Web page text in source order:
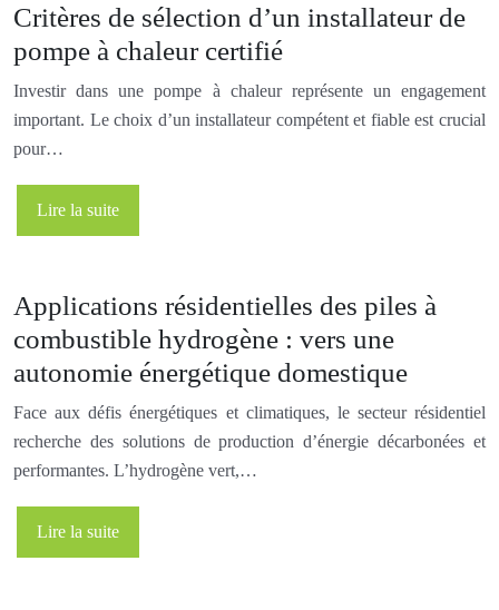
Critères de sélection d’un installateur de
pompe à chaleur certifié
Investir dans une pompe à chaleur représente un engagement
important. Le choix d’un installateur compétent et fiable est crucial
pour…
Lire la suite
Applications résidentielles des piles à
combustible hydrogène : vers une
autonomie énergétique domestique
Face aux défis énergétiques et climatiques, le secteur résidentiel
recherche des solutions de production d’énergie décarbonées et
performantes. L’hydrogène vert,…
Lire la suite